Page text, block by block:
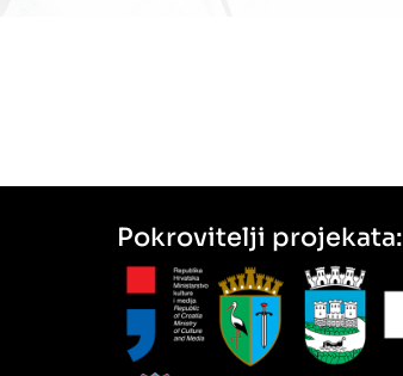
Pokrovitelji projekata: